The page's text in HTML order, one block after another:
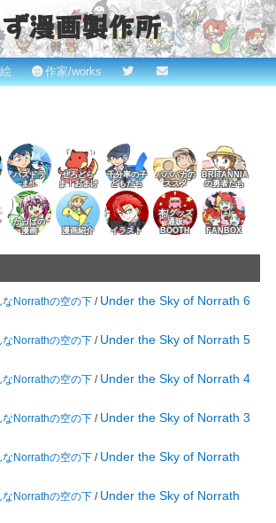
漫画製作所
っぱの漫画スタジオ！ willows.online
絵 作家/works
パズドラ
ま！
ぜろどら
ま！おまけ
千分率の子
どもたち
パパバカの
ススメ
BRITANNIA
の勇者たち
かっぱの
漫画
漫画紹介 イラスト
本/グッズ
通販
BOOTH
FANBOX
なNorrathの空の下/ Under the Sky of Norrath 6
なNorrathの空の下/ Under the Sky of Norrath 5
なNorrathの空の下/ Under the Sky of Norrath 4
なNorrathの空の下/ Under the Sky of Norrath 3
なNorrathの空の下/ Under the Sky of Norrath
なNorrathの空の下/ Under the Sky of Norrath